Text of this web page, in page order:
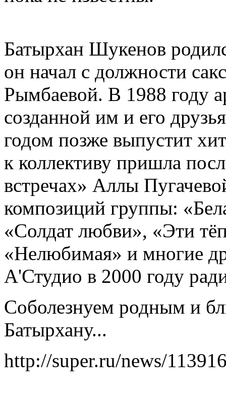
Батырхан Шукенов
он начал с должности
Рымбаевой. В 1988 году
созданной им и его
годом позже выпустит
к коллективу пришла
встречах» Аллы
композиций группы:
«Солдат любви», «Эти
«Нелюбимая» и многие
А'Студио в 2000 году
Соболезнуем родным и
Батырхану...
http://super.ru/news/